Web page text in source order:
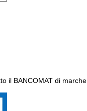
il BANCOMAT di marche.